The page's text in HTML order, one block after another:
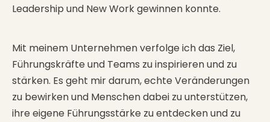
Leadership und New Work gewinnen konnte.
Mit meinem Unternehmen verfolge ich das Ziel,
Führungskräfte und Teams zu inspirieren und zu
stärken. Es geht mir darum, echte Veränderungen
zu bewirken und Menschen dabei zu unterstützen,
ihre eigene Führungsstärke zu entdecken und zu